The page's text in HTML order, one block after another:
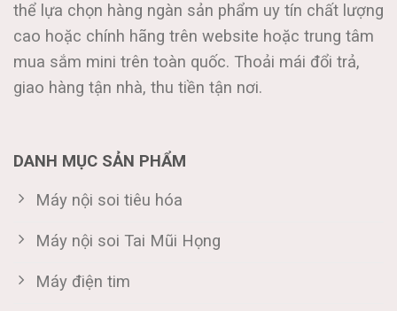
thể lựa chọn hàng ngàn sản phẩm uy tín chất lượng
cao hoặc chính hãng trên website hoặc trung tâm
mua sắm mini trên toàn quốc. Thoải mái đổi trả,
giao hàng tận nhà, thu tiền tận nơi.
DANH MỤC SẢN PHẨM
Máy nội soi tiêu hóa
Máy nội soi Tai Mũi Họng
Máy điện tim